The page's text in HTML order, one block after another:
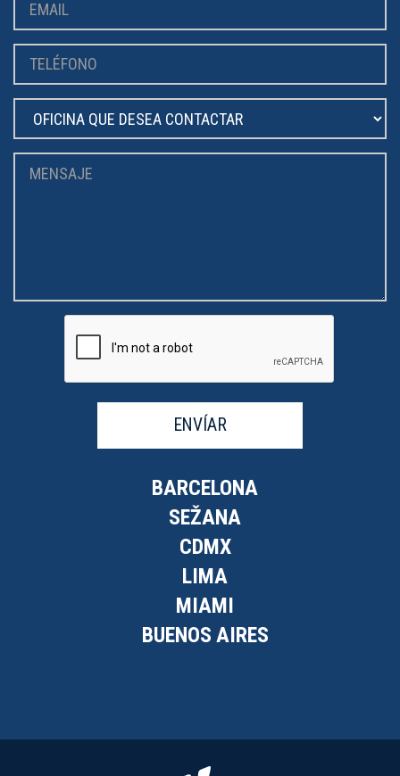
ENVÍAR
BARCELONA
SEŽANA
CDMX
LIMA
MIAMI
BUENOS AIRES